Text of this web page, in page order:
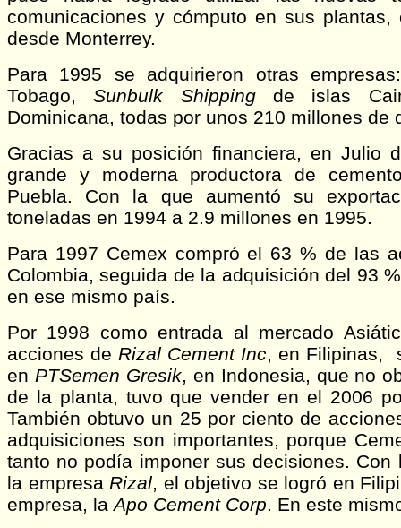
comunicaciones y cómputo en sus
desde Monterrey.
Para 1995 se adquirieron otras
Tobago,Sunbulk Shippingde islas
Dominicana, todas por unos 210 millones de
Gracias a su posición financiera, en Julio
grande y moderna productora de
Puebla. Con la que aumentó su
toneladas en 1994 a 2.9 millones en 1995.
Para 1997 Cemex compró el 63 % de las
Colombia, seguida de la adquisición del 93
en ese mismo país.
Por 1998 como entrada al mercado
acciones de Rizal Cement Inc, en Filipinas,
en PTSemen Gresik, en Indonesia, que no
de la planta, tuvo que vender en el 2006
También obtuvo un 25 por ciento de
adquisiciones son importantes, porque
tanto no podía imponer sus decisiones.
la empresa Rizal, el objetivo se logró en
empresa, laApo Cement Corp. En este